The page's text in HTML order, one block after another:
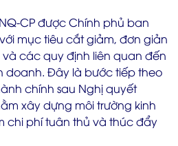
CP được Chính phủ ban
mục tiêu cắt giảm, đơn giản
các quy định liên quan đến
doanh. Đây là bước tiếp theo
chính sau Nghị quyết
xây dựng môi trường kinh
chi phí tuân thủ và thúc đẩy